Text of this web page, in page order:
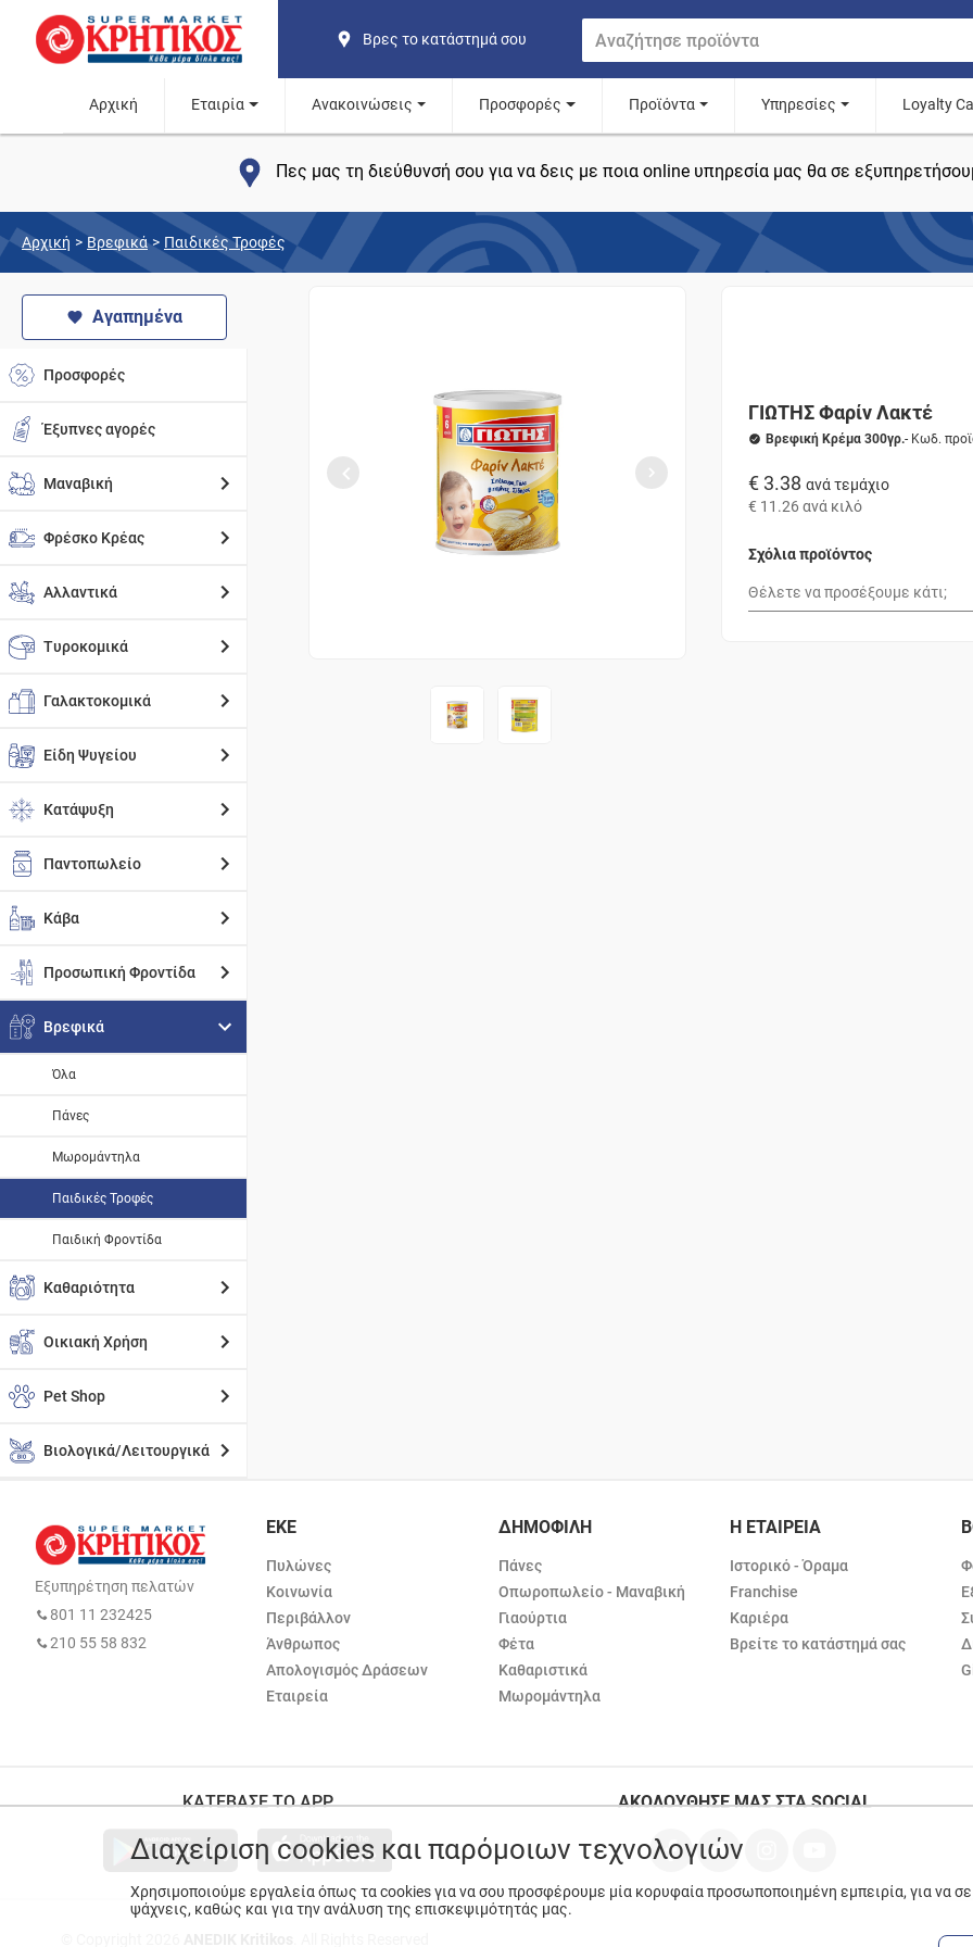
Βρες το κατάστημά σου
Αρχική Εταιρία Ανακοινώσεις Προσφορές Προϊόντα Υπηρεσίες Loyalty
Πες μας τη διεύθυνσή σου για να δεις με ποια online υπηρεσία μας θα σε
Αρχική > Βρεφικά > Παιδικές Τροφές
Αγαπημένα
Προσφορές
Έξυπνες αγορές
Μαναβική
Φρέσκο Κρέας
Αλλαντικά
Τυροκομικά
Γαλακτοκομικά
Είδη Ψυγείου
Κατάψυξη
Παντοπωλείο
Κάβα
Προσωπική Φροντίδα
Βρεφικά
Όλα
Πάνες
Μωρομάντηλα
Παιδικές Τροφές
Παιδική Φροντίδα
Καθαριότητα
Οικιακή Χρήση
Pet Shop
Βιολογικά/Λειτουργικά
ΓΙΩΤΗΣ Φαρίν Λακτέ
Βρεφική Κρέμα 300γρ.- Κωδ.
€ 3.38 ανά τεμάχιο
€ 11.26 ανά κιλό
Σχόλια προϊόντος
Εξυπηρέτηση πελατών
801 11 232425
210 55 58 832
ΕΚΕ
Πυλώνες
Κοινωνία
Περιβάλλον
Άνθρωπος
Απολογισμός Δράσεων
Εταιρεία
ΔΗΜΟΦΙΛΗ
Πάνες
Οπωροπωλείο - Μαναβική
Γιαούρτια
Φέτα
Καθαριστικά
Μωρομάντηλα
Η ΕΤΑΙΡΕΙΑ
Ιστορικό - Όραμα
Franchise
Καριέρα
Βρείτε το κατάστημά σας
ΚΑΤΕΒΑΣΕ ΤΟ APP ΑΚΟΛΟΥΘΗΣΕ ΜΑΣ ΣΤΑ SOCIAL
Διαχείριση cookies και παρόμοιων τεχνολογιών
Χρησιμοποιούμε εργαλεία όπως τα cookies για να σου προσφέρουμε μία κορυφαία προσωποποιημένη εμπειρία, για να
ψάχνεις, καθώς και για την ανάλυση της επισκεψιμότητάς μας.